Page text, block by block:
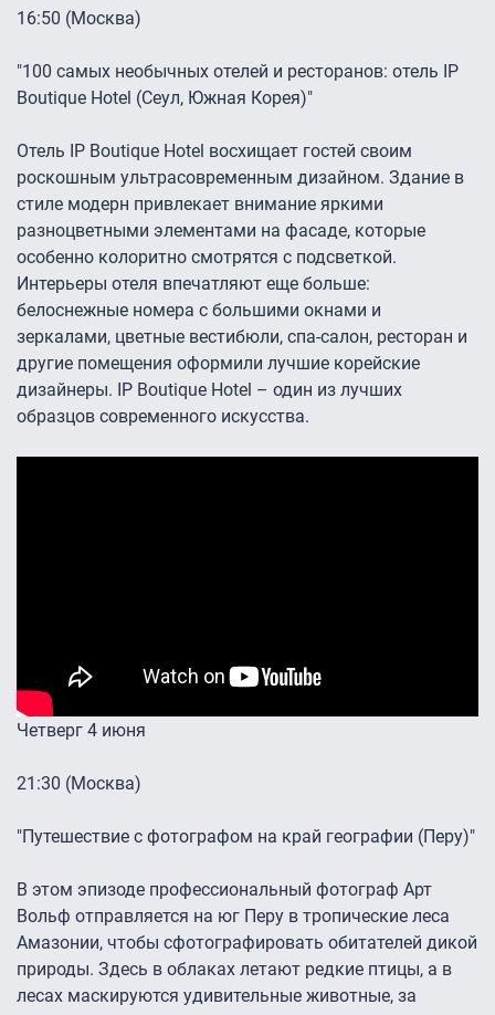
16:50 (Москва)
"100 самых необычных отелей и ресторанов: отель IP
Boutique Hotel (Сеул, Южная Корея)"
Отель IP Boutique Hotel восхищает гостей своим
роскошным ультрасовременным дизайном. Здание в
стиле модерн привлекает внимание яркими
разноцветными элементами на фасаде, которые
особенно колоритно смотрятся с подсветкой.
Интерьеры отеля впечатляют еще больше:
белоснежные номера с большими окнами и
зеркалами, цветные вестибюли, спа-салон, ресторан и
другие помещения оформили лучшие корейские
дизайнеры. IP Boutique Hotel – один из лучших
образцов современного искусства.
Четверг 4 июня
21:30 (Москва)
"Путешествие с фотографом на край географии (Перу)"
В этом эпизоде профессиональный фотограф Арт
Вольф отправляется на юг Перу в тропические леса
Амазонии, чтобы сфотографировать обитателей дикой
природы. Здесь в облаках летают редкие птицы, а в
лесах маскируются удивительные животные, за